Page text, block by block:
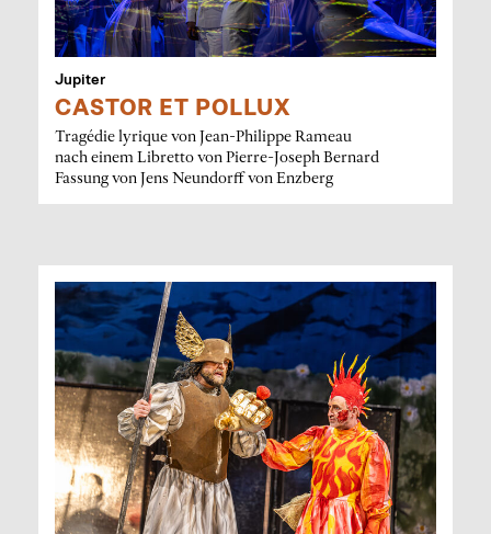
Jupiter
CASTOR ET POLLUX
Tragédie lyrique von Jean-Philippe Rameau
nach einem Libretto von Pierre-Joseph Bernard
Fassung von Jens Neundorff von Enzberg